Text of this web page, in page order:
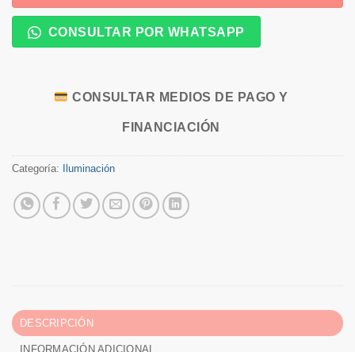
CONSULTAR POR WHATSAPP
CONSULTAR MEDIOS DE PAGO Y
FINANCIACIÓN
Categoría: Iluminación
DESCRIPCIÓN
INFORMACIÓN ADICIONAL